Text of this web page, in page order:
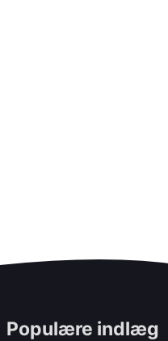
Populære indlæg